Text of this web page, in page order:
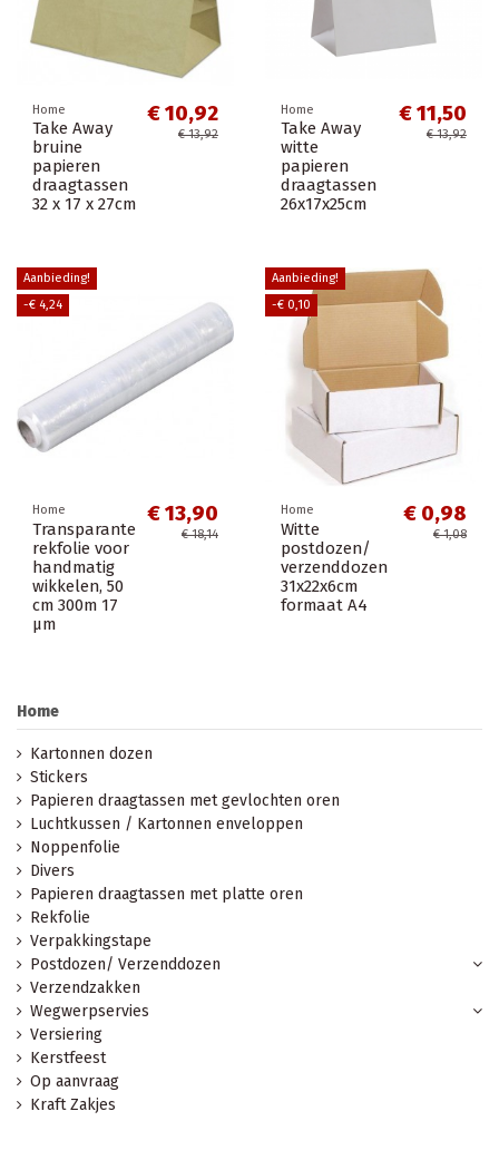
Home
Take Away
bruine
papieren
draagtassen
32 x 17 x 27cm
€ 10,92
€ 13,92
Home
Take Away
witte
papieren
draagtassen
26x17x25cm
€ 11,50
€ 13,92
Aanbieding!
-€ 4,24
Home
Transparante
rekfolie voor
handmatig
wikkelen, 50
cm 300m 17
µm
€ 13,90
€ 18,14
Aanbieding!
-€ 0,10
Home
Witte
postdozen/
verzenddozen
31x22x6cm
formaat A4
€ 0,98
€ 1,08
Home
Kartonnen dozen
Stickers
Papieren draagtassen met gevlochten oren
Luchtkussen / Kartonnen enveloppen
Noppenfolie
Divers
Papieren draagtassen met platte oren
Rekfolie
Verpakkingstape
Postdozen/ Verzenddozen
Verzendzakken
Wegwerpservies
Versiering
Kerstfeest
Op aanvraag
Kraft Zakjes